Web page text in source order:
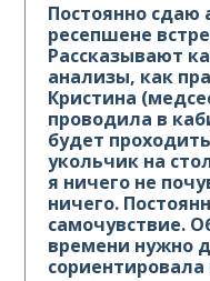
Постоянно сдаю
ресепшене
Рассказывают
анализы, как
Кристина
проводила в
будет
укольчик на
я ничего не
ничего.
самочувствие.
времени нужно
сориентировала